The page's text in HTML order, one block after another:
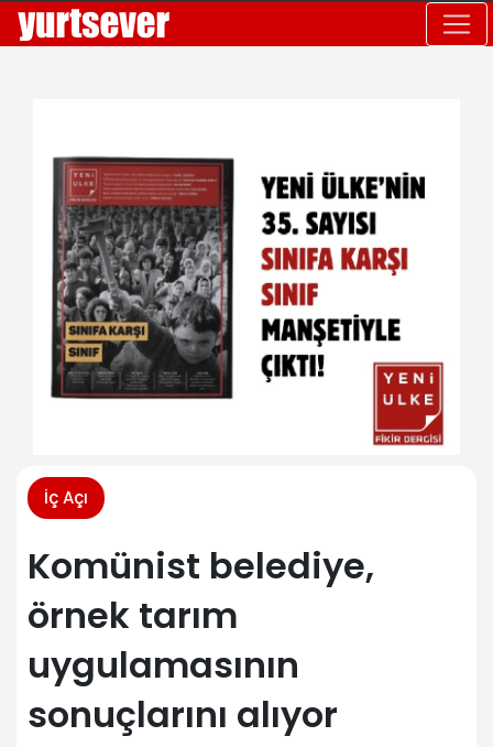
İç Açı
Komünist belediye,
örnek tarım
uygulamasının
sonuçlarını alıyor